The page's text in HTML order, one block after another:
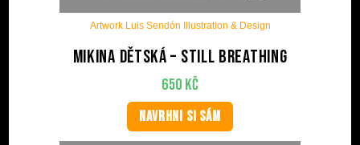
Artwork Luis Sendón Illustration & Design
Mikina dětská – Still Breathing
650 Kč
NAVRHNI SI SÁM